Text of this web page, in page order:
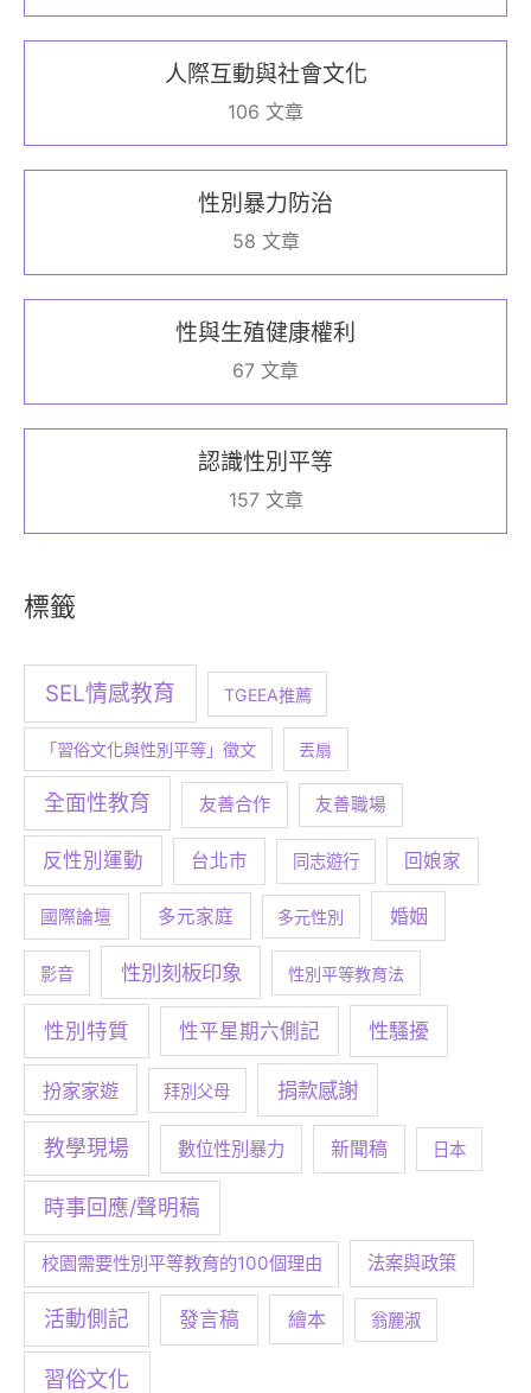
人際互動與社會文化
106 文章
性別暴力防治
58 文章
性與生殖健康權利
67 文章
認識性別平等
157 文章
標籤
SEL情感教育 TGEEA推薦
「習俗文化與性別平等」徵文 丟扇
全面性教育 友善合作 友善職場
反性別運動 台北市 同志遊行 回娘家
國際論壇 多元家庭 多元性別 婚姻
影音 性別刻板印象 性別平等教育法
性別特質 性平星期六側記 性騷擾
扮家家遊 拜別父母 捐款感謝
教學現場 數位性別暴力 新聞稿 日本
時事回應/聲明稿
校園需要性別平等教育的100個理由 法案與政策
活動側記 發言稿 繪本 翁麗淑
習俗文化